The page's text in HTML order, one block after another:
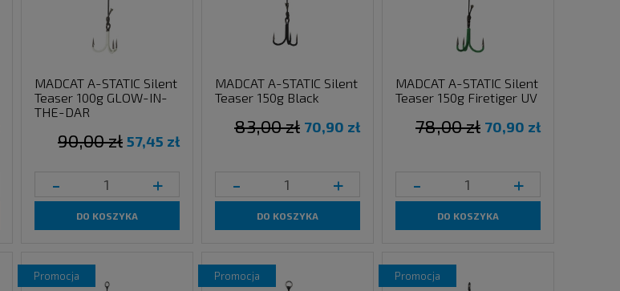
MADCAT A-STATIC Silent
Teaser 100g GLOW-IN-
THE-DAR
57,45 zł
90,00 zł
- +
DO KOSZYKA
MADCAT A-STATIC Silent
Teaser 150g Black
70,90 zł
83,00 zł
- +
DO KOSZYKA
MADCAT A-STATIC Silent
Teaser 150g Firetiger UV
70,90 zł
78,00 zł
- +
DO KOSZYKA
promocja promocja promocja